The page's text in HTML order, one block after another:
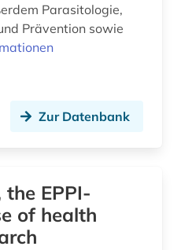
Parasitologie,
Prävention sowie
Zur Datenbank
EPPI-
of health